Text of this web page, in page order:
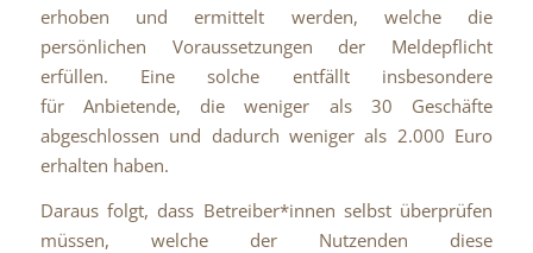
erhoben und ermittelt werden, welche die
persönlichen Voraussetzungen der Meldepflicht
erfüllen. Eine solche entfällt insbesondere
für Anbietende, die weniger als 30 Geschäfte
abgeschlossen und dadurch weniger als 2.000 Euro
erhalten haben.
Daraus folgt, dass Betreiber*innen selbst überprüfen
müssen, welche der Nutzenden diese